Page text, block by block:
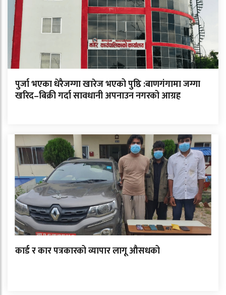
पुर्जा भएका धेरैजग्गा खारेज भएको पुष्ठि :बाणगंगामा जग्गा
खरिद–बिक्री गर्दा सावधानी अपनाउन नगरको आग्रह
कार्ड र कार पत्रकारको व्यापार लागू औसधको